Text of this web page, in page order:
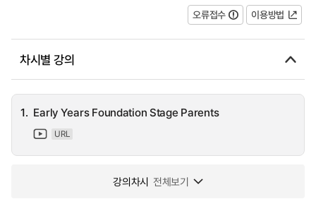
오류접수 이용방법
차시별 강의
1. Early Years Foundation Stage Parents
URL
강의차시 전체보기